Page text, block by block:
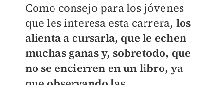
Como consejo para los jóvenes
que les interesa esta carrera, los
alienta a cursarla, que le echen
muchas ganas y, sobretodo, que
no se encierren en un libro, ya